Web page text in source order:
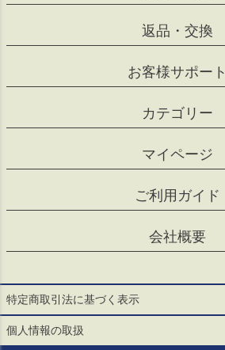
返品・交換
お客様サポート
カテゴリー
マイページ
ご利用ガイド
会社概要
特定商取引法に基づく表示
個人情報の取扱